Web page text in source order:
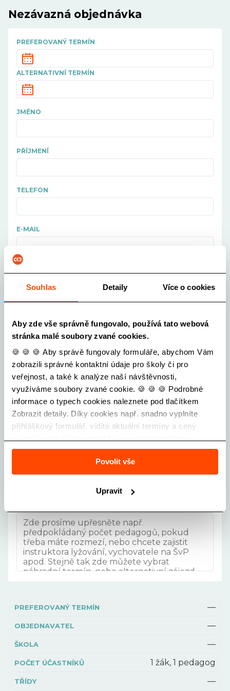
Souhlas Detaily Více o cookies
Aby zde vše správně fungovalo, používá tato webová
stránka malé soubory zvané cookies.
🍪 🍪 🍪 Aby správě fungovaly formuláře, abychom Vám
zobrazili správné kontaktní údaje pro školy či pro
veřejnost, a také k analýze naší návštěvnosti,
využíváme soubory zvané cookie. 🍪 🍪 🍪 Podrobné
informace o typech cookies naleznete pod tlačítkem
Zobrazit detaily. Díky cookies např. snadno vyplníte
přihláškový formulář, vidíte aktuální termíny a ceny
Povolit vše
Upravit
Nezávazná objednávka
PREFEROVANÝ TERMÍN
ALTERNATIVNÍ TERMÍN
JMÉNO
PŘÍJMENÍ
TELEFON
E-MAIL
Vyberte školu...
- +
POČET ŽÁKŮ DO
-
POČET PEDAGOGŮ
-
TŘÍDY (NAPŘ. 3.B, 4.C, ...)
VÝBĚR VELIKOSTI AUTOBUSU
PREFEROVANÝ TERMÍN —
OBJEDNAVATEL —
ŠKOLA —
POČET ÚČASTNÍKŮ 1 žák, 1 pedagog
TŘÍDY —